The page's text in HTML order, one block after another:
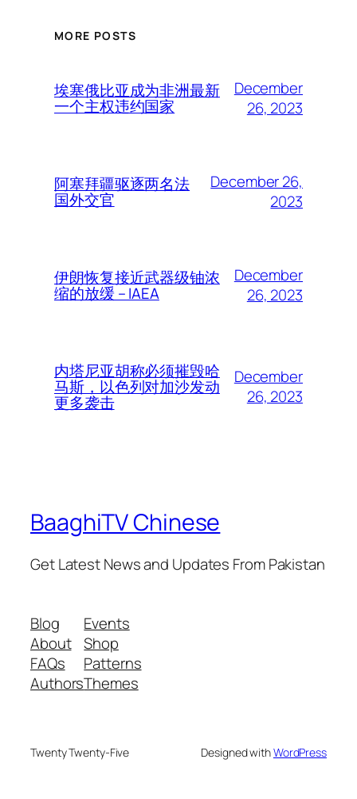
MORE POSTS
埃塞俄比亚成为非洲最新
一个主权违约国家
December
26, 2023
阿塞拜疆驱逐两名法
国外交官
December 26,
2023
伊朗恢复接近武器级铀浓
缩的放缓 – IAEA
December
26, 2023
内塔尼亚胡称必须摧毁哈
马斯，以色列对加沙发动
更多袭击
December
26, 2023
BaaghiTV Chinese
Get Latest News and Updates From Pakistan
Blog
About
FAQs
Authors
Events
Shop
Patterns
Themes
Twenty Twenty-Five Designed withWordPress